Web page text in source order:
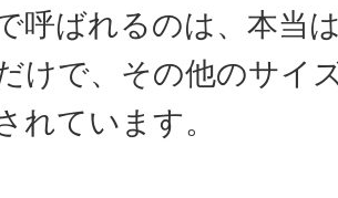
呼ばれるのは、本当
けで、その他のサイ
れています。